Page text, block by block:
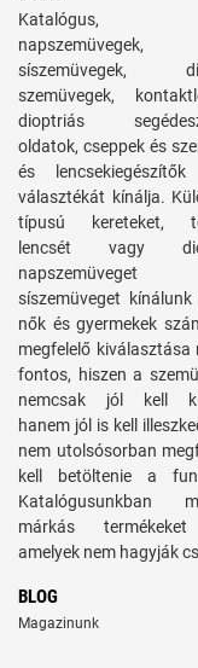
Katalógus,
napszemüvegek,
síszemüvegek,
szemüvegek,
dioptriás
oldatok, cseppek és
és lencsekiegészítők
választékát kínálja.
típusú kereteket,
lencsét vagy
napszemüveget
síszemüveget kínálunk
nők és gyermekek
megfelelő kiválasztása
fontos, hiszen a
nemcsak jól kell
hanem jól is kell
nem utolsósorban
kell betöltenie a
Katalógusunkban
márkás
amelyek nem hagyják
BLOG
Magazinunk